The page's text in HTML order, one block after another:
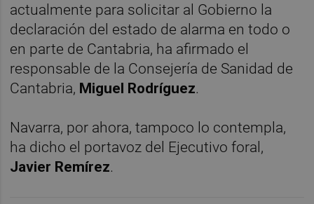
actualmente para solicitar al Gobierno la
declaración del estado de alarma en todo o
en parte de Cantabria, ha afirmado el
responsable de la Consejería de Sanidad de
Cantabria, Miguel Rodríguez.
Navarra, por ahora, tampoco lo contempla,
ha dicho el portavoz del Ejecutivo foral,
Javier Remírez.